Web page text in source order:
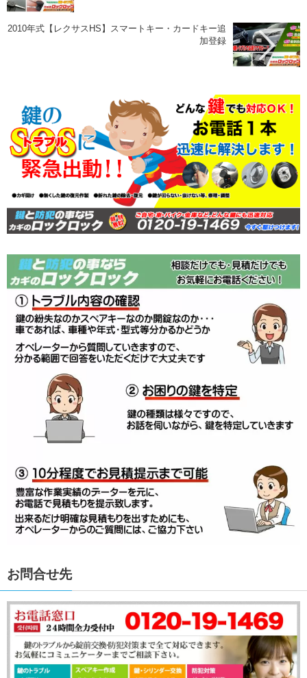
2010年式【レクサスHS】スマートキー・カードキー追
加登録
お問合せ先